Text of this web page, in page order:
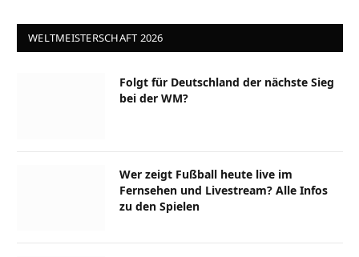
WELTMEISTERSCHAFT 2026
Folgt für Deutschland der nächste Sieg
bei der WM?
Wer zeigt Fußball heute live im
Fernsehen und Livestream? Alle Infos
zu den Spielen